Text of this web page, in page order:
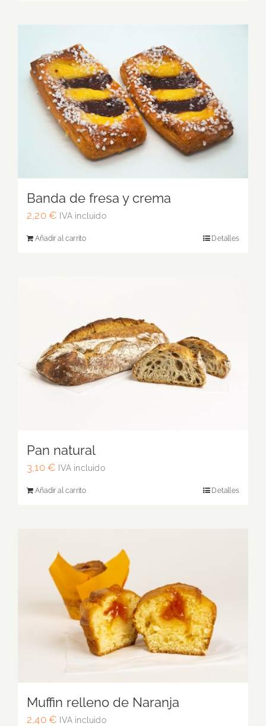
Banda de fresa y crema
2,20 € IVA incluido
Añadir al carrito Detalles
Pan natural
3,10 € IVA incluido
Añadir al carrito Detalles
Muffin relleno de Naranja
2,40 € IVA incluido